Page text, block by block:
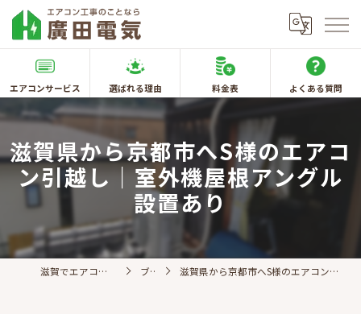
エアコンサービス 選ばれる理由 料金表 よくある質問
滋賀県から京都市へS様のエアコ
ン引越し｜室外機屋根アングル
設置あり
滋賀でエアコン取付なら廣田電気 ブログ 滋賀県から京都市へS様のエアコン引越し｜室外機屋根アングル設置あり